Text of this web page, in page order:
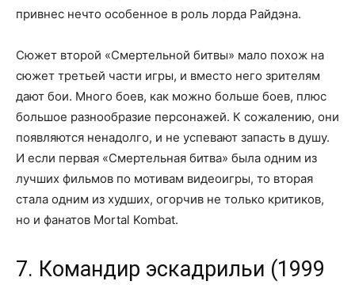
привнес нечто особенное в роль лорда Райдэна.
Сюжет второй «Смертельной битвы» мало похож на
сюжет третьей части игры, и вместо него зрителям
дают бои. Много боев, как можно больше боев, плюс
большое разнообразие персонажей. К сожалению, они
появляются ненадолго, и не успевают запасть в душу.
И если первая «Смертельная битва» была одним из
лучших фильмов по мотивам видеоигры, то вторая
стала одним из худших, огорчив не только критиков,
но и фанатов Mortal Kombat.
7. Командир эскадрильи (1999